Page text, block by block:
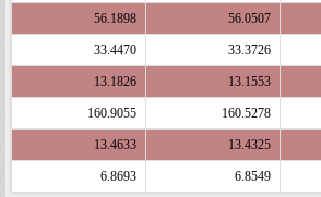
56.0507
56.1898
33.3726
33.4470
13.1553
13.1826
160.5278
160.9055
13.4325
13.4633
6.8549
6.8693